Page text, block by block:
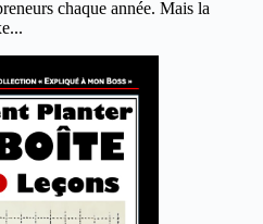
chaque année. Mais la